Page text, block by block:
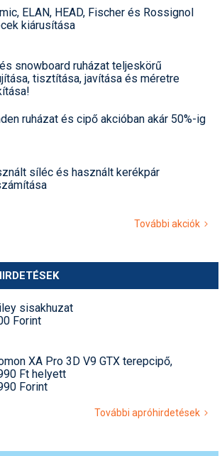
ELAN, HEAD, Fischer és Rossignol
kiárusítása
snowboard ruházat teljeskörű
tisztítása, javítása és méretre
ruházat és cipő akcióban akár 50%-ig
síléc és használt kerékpár
További akciók
sisakhuzat
Forint
XA Pro 3D V9 GTX terepcipő,
Ft helyett
Forint
További apróhirdetések